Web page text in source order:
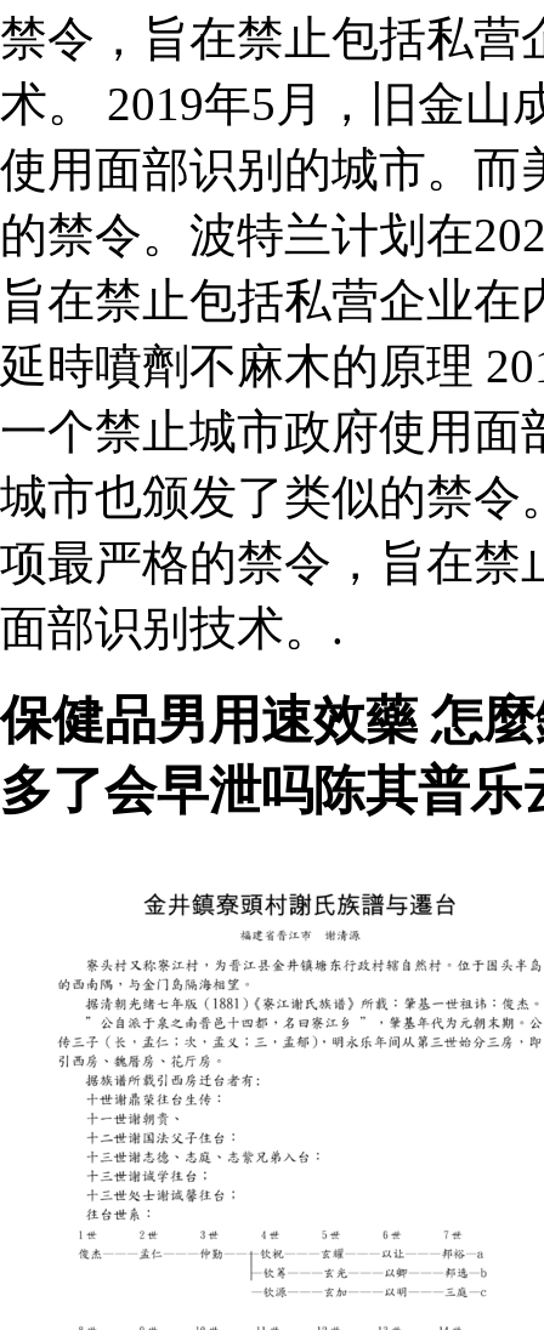
禁令，旨在禁止包括私营
术。 2019年5月，旧金山
使用面部识别的城市。而
的禁令。波特兰计划在
旨在禁止包括私营企业
延時噴劑不麻木的原理
一个禁止城市政府使用面
城市也颁发了类似的禁令
项最严格的禁令，旨在禁
面部识别技术。.
保健品男用速效藥 怎
多了会早泄吗陈其普乐